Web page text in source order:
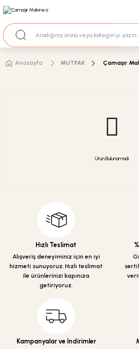
Nakit Ödemeli Özel Fiyatlar için
Anasayfa MUTFAK Çamaşır
Ürün Bulunamadı.
Hızlı Teslimat
Alışveriş deneyiminiz için en iyi
hizmeti sunuyoruz. Hızlı teslimat
ile ürünlerinizi kapınıza
getiriyoruz.
Kampanyalar ve İndirimler